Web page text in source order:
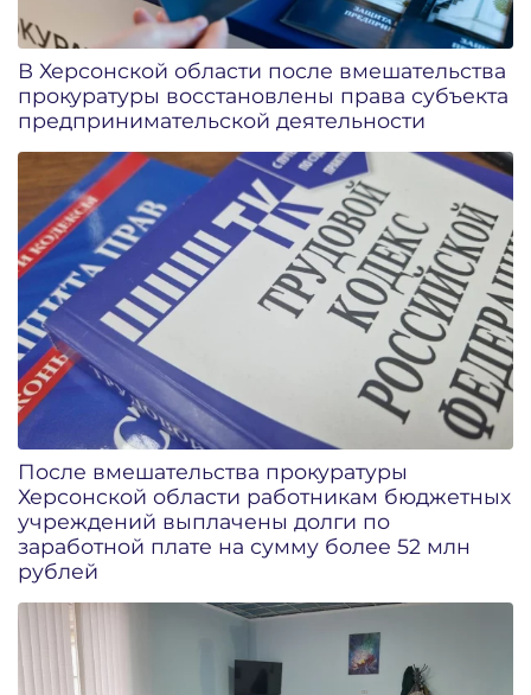
В Херсонской области после вмешательства
прокуратуры восстановлены права субъекта
предпринимательской деятельности
После вмешательства прокуратуры
Херсонской области работникам бюджетных
учреждений выплачены долги по
заработной плате на сумму более 52 млн
рублей